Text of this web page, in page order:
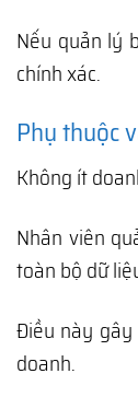
Nếu quản lý
chính xác.
Phụ thuộc
Không ít
Nhân viên
toàn bộ dữ
Điều này
doanh.